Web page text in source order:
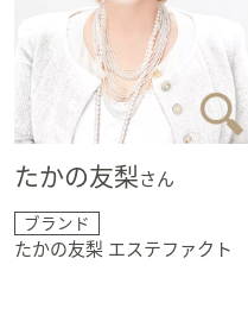
たかの友梨さん
ブランド
たかの友梨 エステファクト